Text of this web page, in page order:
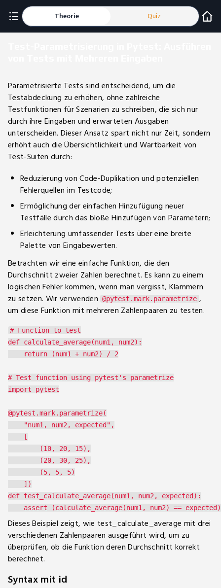
Theorie Quiz
Parametrisierte Tests sind entscheidend, um die
Testabdeckung zu erhöhen, ohne zahlreiche
Testfunktionen für Szenarien zu schreiben, die sich nur
durch ihre Eingaben und erwarteten Ausgaben
unterscheiden. Dieser Ansatz spart nicht nur Zeit, sondern
erhöht auch die Übersichtlichkeit und Wartbarkeit von
Test-Suiten durch:
Reduzierung von Code-Duplikation und potenziellen
Fehlerquellen im Testcode;
Ermöglichung der einfachen Hinzufügung neuer
Testfälle durch das bloße Hinzufügen von Parametern;
Erleichterung umfassender Tests über eine breite
Palette von Eingabewerten.
Betrachten wir eine einfache Funktion, die den
Durchschnitt zweier Zahlen berechnet. Es kann zu einem
logischen Fehler kommen, wenn man vergisst, Klammern
zu setzen. Wir verwenden @pytest.mark.parametrize ,
um diese Funktion mit mehreren Zahlenpaaren zu testen.
# Function to test
def calculate_average(num1, num2):
    return (num1 + num2) / 2
# Test function using pytest's parametrize
import pytest
@pytest.mark.parametrize(
    "num1, num2, expected",
    [
        (10, 20, 15),
        (20, 30, 25),
        (5, 5, 5)
    ])
def test_calculate_average(num1, num2, expected):
Dieses Beispiel zeigt, wie test_calculate_average mit drei
verschiedenen Zahlenpaaren ausgeführt wird, um zu
überprüfen, ob die Funktion deren Durchschnitt korrekt
berechnet.
Syntax mit id